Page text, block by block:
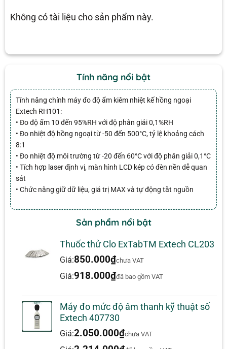
Không có tài liệu cho sản phẩm này.
Tính năng nổi bật
Tính năng chính máy đo độ ẩm kiêm nhiệt kế hồng ngoại
Extech RH101:
• Đo độ ẩm 10 đến 95%RH với độ phân giải 0,1%RH
• Đo nhiệt độ hồng ngoại từ -50 đến 500°C, tỷ lệ khoảng cách
8:1
• Đo nhiệt độ môi trường từ -20 đến 60°C với độ phân giải 0,1°C
• Tích hợp laser định vị, màn hình LCD kép có đèn nền dễ quan
sát
• Chức năng giữ dữ liệu, giá trị MAX và tự động tắt nguồn
Sản phẩm nổi bật
Thuốc thử Clo ExTabTM Extech CL203
Giá:850.000₫chưa VAT
Giá:918.000₫đã bao gồm VAT
Máy đo mức độ âm thanh kỹ thuật số
Extech 407730
Giá:2.050.000₫chưa VAT